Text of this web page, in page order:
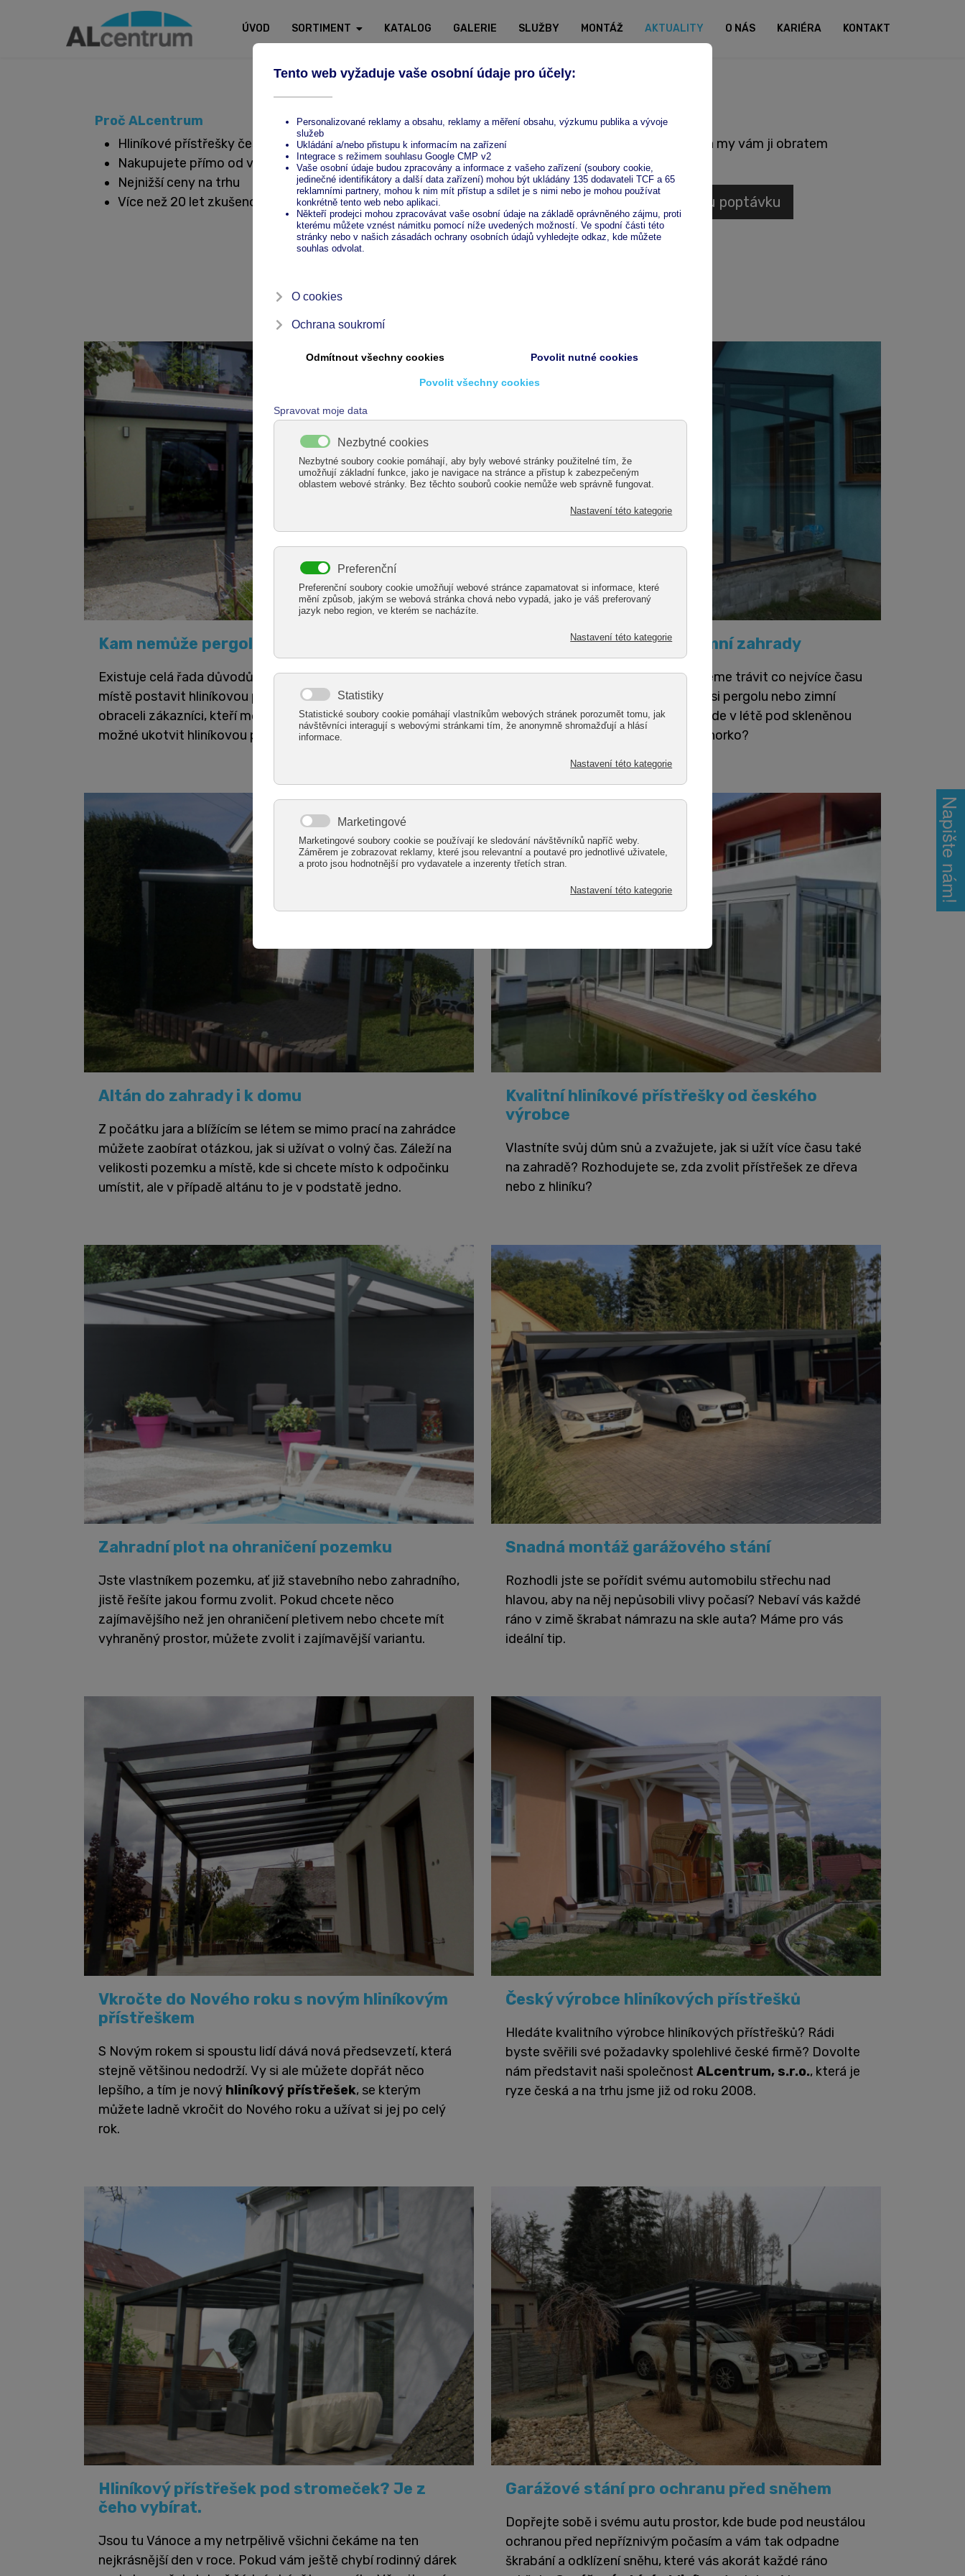
ÚVOD SORTIMENT KATALOG GALERIE SLUŽBY MONTÁŽ AKTUALITY O NÁS KARIÉRA KONTAKT
Proč ALcentrum
Hliníkové přístřešky české výroby
Nakupujete přímo od výrobce
Nejnižší ceny na trhu
Více než 20 let zkušeností
Ze zeptání nic nedáte!
Pošlete nám nezávaznou poptávku a my vám ji obratem
naceníme.
Odeslat nezávaznou poptávku
Kam nemůže pergola, postavíme altán
Existuje celá řada důvodů, proč není možné v konkrétním
místě postavit hliníkovou pergolu. V minulosti se na nás
obraceli zákazníci, kteří měli pasivní domy, do kterých nebylo
možné ukotvit hliníkovou pergolu.
Zastínění pergoly nebo zimní zahrady
Jistě se shodneme na tom, že chceme trávit co nejvíce času
venku na naší zahradě. Pořídili jste si pergolu nebo zimní
zahradu, ale máte pocit, že vám bude v létě pod skleněnou
nebo polykarbonátovou střechou horko?
Altán do zahrady i k domu
Z počátku jara a blížícím se létem se mimo prací na zahrádce
můžete zaobírat otázkou, jak si užívat o volný čas. Záleží na
velikosti pozemku a místě, kde si chcete místo k odpočinku
umístit, ale v případě altánu to je v podstatě jedno.
Kvalitní hliníkové přístřešky od českého
výrobce
Vlastníte svůj dům snů a zvažujete, jak si užít více času také
na zahradě? Rozhodujete se, zda zvolit přístřešek ze dřeva
nebo z hliníku?
Zahradní plot na ohraničení pozemku
Jste vlastníkem pozemku, ať již stavebního nebo zahradního,
jistě řešíte jakou formu zvolit. Pokud chcete něco
zajímavějšího než jen ohraničení pletivem nebo chcete mít
vyhraněný prostor, můžete zvolit i zajímavější variantu.
Snadná montáž garážového stání
Rozhodli jste se pořídit svému automobilu střechu nad
hlavou, aby na něj nepůsobili vlivy počasí? Nebaví vás každé
ráno v zimě škrabat námrazu na skle auta? Máme pro vás
ideální tip.
Vkročte do Nového roku s novým hliníkovým
přístřeškem
S Novým rokem si spoustu lidí dává nová předsevzetí, která
stejně většinou nedodrží. Vy si ale můžete dopřát něco
lepšího, a tím je nový hliníkový přístřešek, se kterým
můžete ladně vkročit do Nového roku a užívat si jej po celý
rok.
Český výrobce hliníkových přístřešků
Hledáte kvalitního výrobce hliníkových přístřešků? Rádi
byste svěřili své požadavky spolehlivé české firmě? Dovolte
nám představit naši společnost ALcentrum, s.r.o., která je
ryze česká a na trhu jsme již od roku 2008.
Hliníkový přístřešek pod stromeček? Je z
čeho vybírat.
Jsou tu Vánoce a my netrpělivě všichni čekáme na ten
nejkrásnější den v roce. Pokud vám ještě chybí rodinný dárek
Garážové stání pro ochranu před sněhem
Dopřejte sobě i svému autu prostor, kde bude pod neustálou
ochranou před nepříznivým počasím a vám tak odpadne
škrabání a odklízení sněhu, které vás akorát každé ráno
Napište nám!